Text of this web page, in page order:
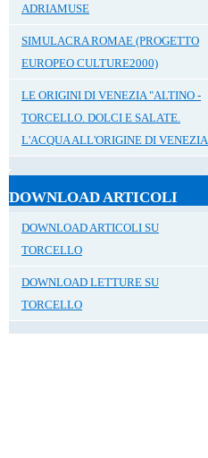
ADRIAMUSE
SIMULACRA ROMAE (PROGETTO
EUROPEO CULTURE2000)
LE ORIGINI DI VENEZIA "ALTINO -
TORCELLO. DOLCI E SALATE.
L'ACQUA ALL'ORIGINE DI VENEZIA
DOWNLOAD ARTICOLI
DOWNLOAD ARTICOLI SU
TORCELLO
DOWNLOAD LETTURE SU
TORCELLO